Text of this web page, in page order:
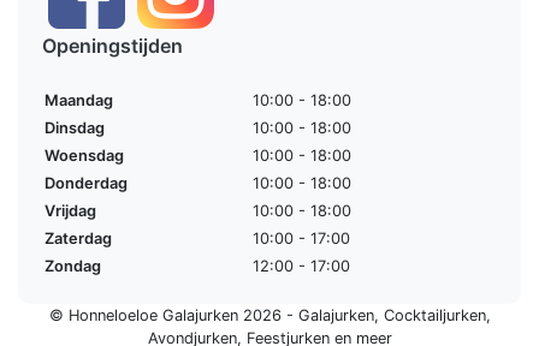
Openingstijden
Maandag
10:00 - 18:00
Dinsdag
10:00 - 18:00
Woensdag
10:00 - 18:00
Donderdag
10:00 - 18:00
Vrijdag
10:00 - 18:00
Zaterdag
10:00 - 17:00
Zondag
12:00 - 17:00
© Honneloeloe Galajurken 2026 - Galajurken, Cocktailjurken,
Avondjurken, Feestjurkenen meer